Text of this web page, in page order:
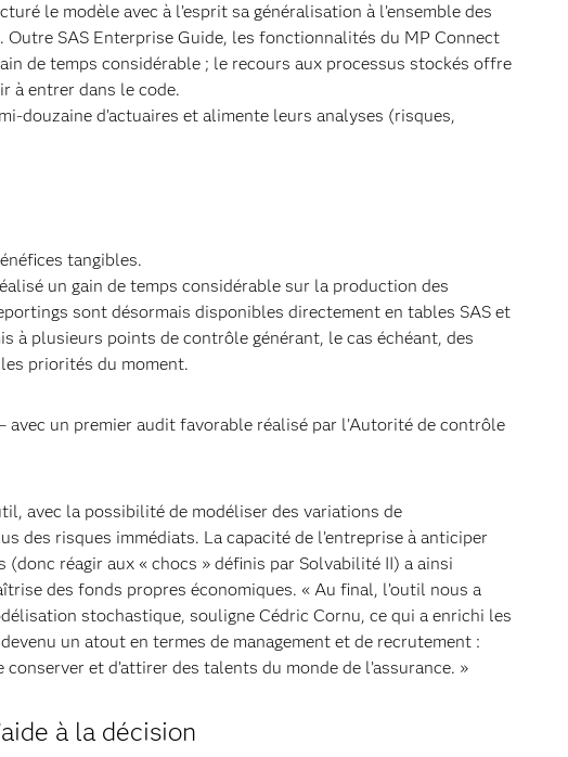
le modèle avec à l’esprit sa généralisation à l’ensemble des
SAS Enterprise Guide, les fonctionnalités du MP Connect
de temps considérable ; le recours aux processus stockés offre
à entrer dans le code.
douzaine d’actuaires et alimente leurs analyses (risques,
tangibles.
un gain de temps considérable sur la production des
sont désormais disponibles directement en tables SAS et
à plusieurs points de contrôle générant, le cas échéant, des
priorités du moment.
un premier audit favorable réalisé par l’Autorité de contrôle
avec la possibilité de modéliser des variations de
des risques immédiats. La capacité de l’entreprise à anticiper
réagir aux « chocs » définis par Solvabilité II) a ainsi
des fonds propres économiques. « Au final, l’outil nous a
stochastique, souligne Cédric Cornu, ce qui a enrichi les
un atout en termes de management et de recrutement :
et d’attirer des talents du monde de l’assurance. »
à la décision